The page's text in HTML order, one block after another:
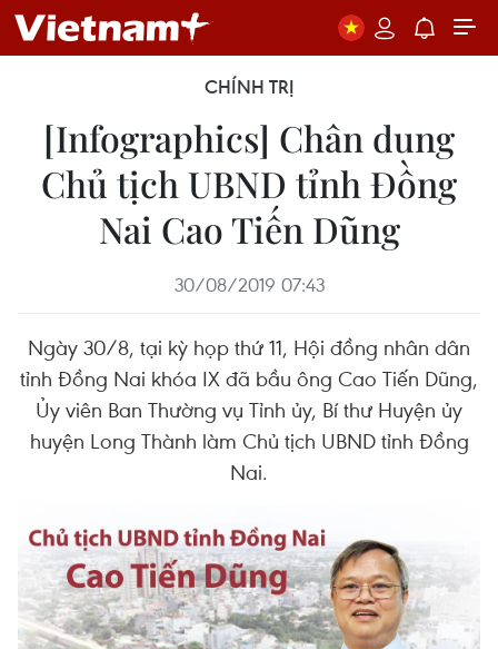
CHÍNH TRỊ
[Infographics] Chân dung
Chủ tịch UBND tỉnh Đồng
Nai Cao Tiến Dũng
30/08/2019 07:43
Ngày 30/8, tại kỳ họp thứ 11, Hội đồng nhân dân
tỉnh Đồng Nai khóa IX đã bầu ông Cao Tiến Dũng,
Ủy viên Ban Thường vụ Tỉnh ủy, Bí thư Huyện ủy
huyện Long Thành làm Chủ tịch UBND tỉnh Đồng
Nai.